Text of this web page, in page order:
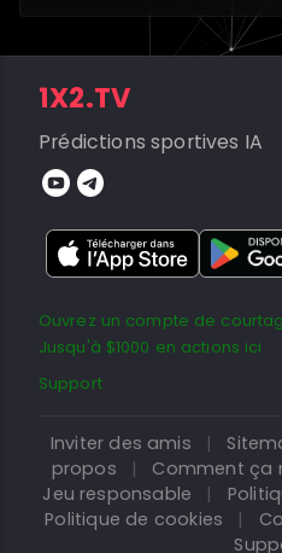
1X2.TV
Prédictions sportives IA
Ouvrez un compte de
Jusqu'à $1000 en actions ici
Support
Inviter des amis |
propos
| Comment ça
Jeu responsable
|
Politique de cookies
|